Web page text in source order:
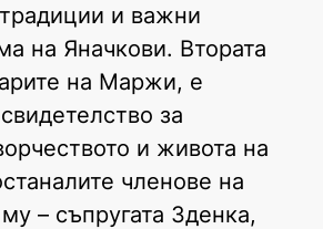
и важни
на Яначкови. Втората
на Маржи, е
за
и живота на
членове на
– съпругата Зденка,